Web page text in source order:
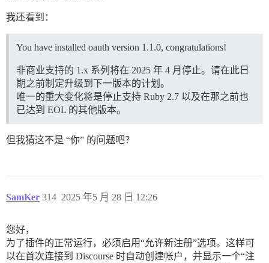
我还看到：
You have installed oauth version 1.1.0, congratulations!
非商业支持的 1.x 系列将在 2025 年 4 月停止。请在此日
期之前制定升级到下一版本的计划。
唯一的重大变化将是停止支持 Ruby 2.7 以及在那之前也
已达到 EOL 的其他版本。
但我猜这不是 “你” 的问题吧？
SamKer 2025 年5 月 28 日 12:26
314
您好，
为了插件的正常运行，必须启用“允许新注册”选项。这样可
以在首次连接到 Discourse 时自动创建帐户，并显示一个“注